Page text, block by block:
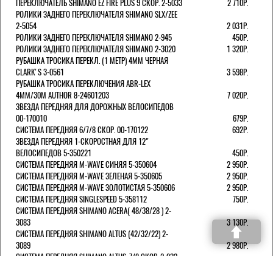
ПЕРЕКЛЮЧАТЕЛЬ SHIMANO EZ FIRE PLUS 9 СКОР. 2-5033
2 710Р.
РОЛИКИ ЗАДНЕГО ПЕРЕКЛЮЧАТЕЛЯ SHIMANO SLX/ZEE
2-5054
2 031Р.
РОЛИКИ ЗАДНЕГО ПЕРЕКЛЮЧАТЕЛЯ SHIMANO 2-945
450Р.
РОЛИКИ ЗАДНЕГО ПЕРЕКЛЮЧАТЕЛЯ SHIMANO 2-3020
1 320Р.
РУБАШКА ТРОСИКА ПЕРЕКЛ. (1 МЕТР) 4ММ ЧЕРНАЯ
СLARK'S 3-0561
3 598Р.
РУБАШКА ТРОСИКА ПЕРЕКЛЮЧЕНИЯ ABR-LEX
4MM/30M AUTHOR 8-24601203
7 020Р.
ЗВЕЗДА ПЕРЕДНЯЯ ДЛЯ ДОРОЖНЫХ ВЕЛОСИПЕДОВ
00-170010
679Р.
СИСТЕМА ПЕРЕДНЯЯ 6/7/8 СКОР. 00-170122
692Р.
ЗВЕЗДА ПЕРЕДНЯЯ 1-СКОРОСТНАЯ ДЛЯ 12"
ВЕЛОСИПЕДОВ 5-350221
450Р.
СИСТЕМА ПЕРЕДНЯЯ M-WAVE СИНЯЯ 5-350604
2 950Р.
СИСТЕМА ПЕРЕДНЯЯ M-WAVE ЗЕЛЕНАЯ 5-350605
2 950Р.
СИСТЕМА ПЕРЕДНЯЯ M-WAVE ЗОЛОТИСТАЯ 5-350606
2 950Р.
СИСТЕМА ПЕРЕДНЯЯ SINGLESPEED 5-358112
750Р.
СИСТЕМА ПЕРЕДНЯЯ SHIMANO ACERA( 48/38/28 ) 2-
3083
3 130Р.
СИСТЕМА ПЕРЕДНЯЯ SHIMANO ALTUS (42/32/22) 2-
3089
2 980Р.